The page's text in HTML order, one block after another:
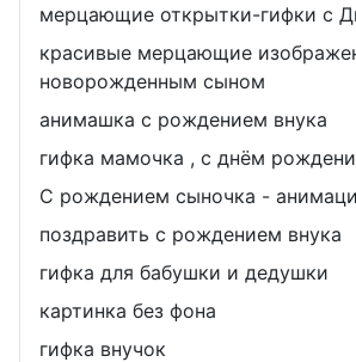
мерцающие открытки-гифки с
красивые мерцающие
новорожденным сыном
анимашка с рождением внука
гифка мамочка , с днём
С рождением сыночка -
поздравить с рождением внука
гифка для бабушки и дедушки
картинка без фона
гифка внучок